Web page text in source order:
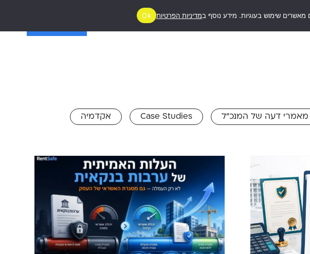
מאמרי דעה של המנכ"ל Case Studies אקדמיה
שימוש בעוגיות. מידע נוסף במדיניות הפרטיות Ok